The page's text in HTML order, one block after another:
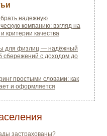
надежную
компанию: взгляд на
критерии качества
для физлиц — надёжный
сбережений с доходом до
простыми словами: как
и оформляется
застрахованы?